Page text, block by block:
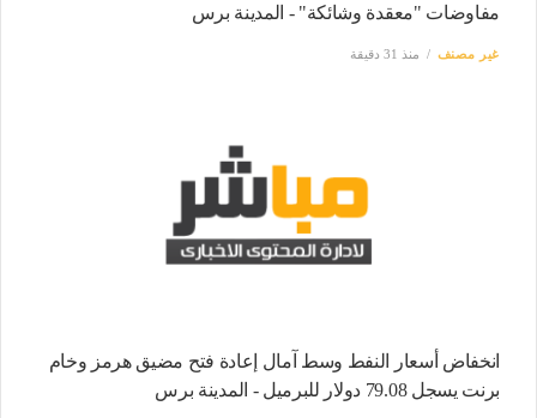
مفاوضات "معقدة وشائكة" - المدينة برس
غير مصنف منذ 31 دقيقة
انخفاض أسعار النفط وسط آمال إعادة فتح مضيق هرمز وخام
برنت يسجل 79.08 دولار للبرميل - المدينة برس